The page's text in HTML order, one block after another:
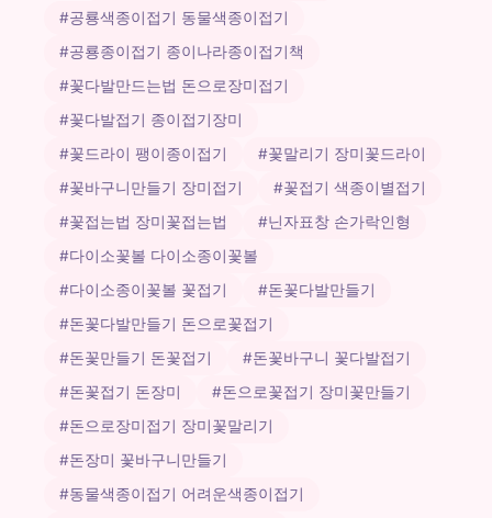
#공룡색종이접기 동물색종이접기
#공룡종이접기 종이나라종이접기책
#꽃다발만드는법 돈으로장미접기
#꽃다발접기 종이접기장미
#꽃드라이 팽이종이접기
#꽃말리기 장미꽃드라이
#꽃바구니만들기 장미접기
#꽃접기 색종이별접기
#꽃접는법 장미꽃접는법
#닌자표창 손가락인형
#다이소꽃볼 다이소종이꽃볼
#다이소종이꽃볼 꽃접기
#돈꽃다발만들기
#돈꽃다발만들기 돈으로꽃접기
#돈꽃만들기 돈꽃접기
#돈꽃바구니 꽃다발접기
#돈꽃접기 돈장미
#돈으로꽃접기 장미꽃만들기
#돈으로장미접기 장미꽃말리기
#돈장미 꽃바구니만들기
#동물색종이접기 어려운색종이접기